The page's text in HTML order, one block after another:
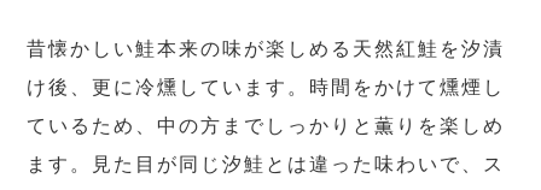
昔懐かしい鮭本来の味が楽しめる天然紅鮭を汐漬
け後、更に冷燻しています。時間をかけて燻煙し
ているため、中の方までしっかりと薫りを楽しめ
ます。見た目が同じ汐鮭とは違った味わいで、ス